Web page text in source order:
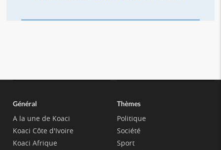
Général
A la une de Koaci
Koaci Côte d'Ivoire
Koaci Afrique
Thèmes
Politique
Société
Sport